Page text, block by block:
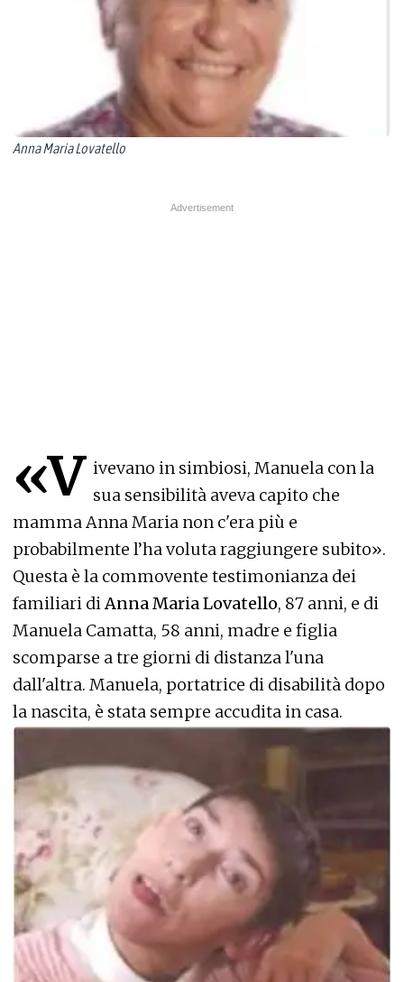
Anna Maria Lovatello
«V ivevano in simbiosi, Manuela con la
sua sensibilità aveva capito che
mamma Anna Maria non c'era più e
probabilmente l’ha voluta raggiungere subito».
Questa è la commovente testimonianza dei
familiari diAnna Maria Lovatello, 87 anni, e di
Manuela Camatta, 58 anni, madre e figlia
scomparse a tre giorni di distanza l'una
dall'altra. Manuela, portatrice di disabilità dopo
la nascita, è stata sempre accudita in casa.